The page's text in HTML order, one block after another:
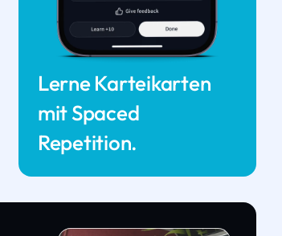
Lerne Karteikarten
mit Spaced
Repetition.